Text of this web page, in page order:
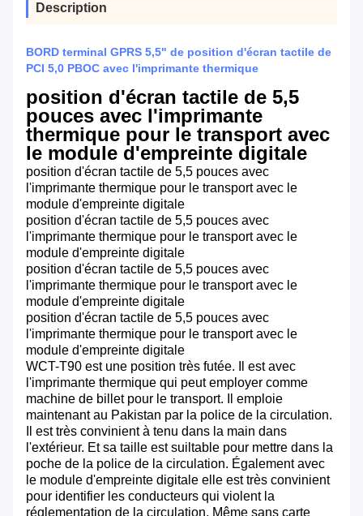
Description
BORD terminal GPRS 5,5" de position d'écran tactile de
PCI 5,0 PBOC avec l'imprimante thermique
position d'écran tactile de 5,5
pouces avec l'imprimante
thermique pour le transport avec
le module d'empreinte digitale
position d'écran tactile de 5,5 pouces avec
l'imprimante thermique pour le transport avec le
module d'empreinte digitale
position d'écran tactile de 5,5 pouces avec
l'imprimante thermique pour le transport avec le
module d'empreinte digitale
position d'écran tactile de 5,5 pouces avec
l'imprimante thermique pour le transport avec le
module d'empreinte digitale
position d'écran tactile de 5,5 pouces avec
l'imprimante thermique pour le transport avec le
module d'empreinte digitale
WCT-T90 est une position très futée. Il est avec
l'imprimante thermique qui peut employer comme
machine de billet pour le transport. Il emploie
maintenant au Pakistan par la police de la circulation.
Il est très convinient à tenu dans la main dans
l'extérieur. Et sa taille est suiltable pour mettre dans la
poche de la police de la circulation. Également avec
le module d'empreinte digitale elle est très convinient
pour identifier les conducteurs qui violent la
réglementation de la circulation. Même sans carte